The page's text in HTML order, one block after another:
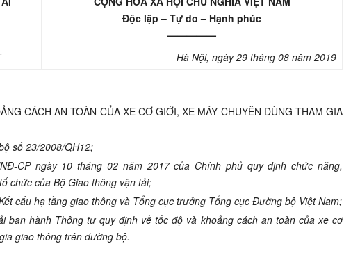
Độc lập – Tự do – Hạnh phúc
—————
Hà Nội, ngày29 tháng 08 năm 2019
CÁCH AN TOÀN CỦA XE CƠ GIỚI, XE MÁY CHUYÊN DÙNG THAM GIA
số23/2008/QH12;
CP ngày 10 tháng 02 năm 2017 của Chính phủ quy định chức năng,
ổ chức của Bộ Giao thông vận tải;
ết cấu hạ tầng giao thông và Tổng cục trưởng Tổng cục Đường bộ Việt Nam;
i ban hành Thông tư quy định về tốc độ và khoảng cách an toàn của xe cơ
giao thông trên đường bộ.